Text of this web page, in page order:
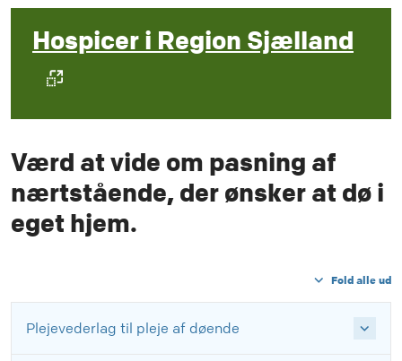
Hospicer i Region Sjælland
Værd at vide om pasning af
nærtstående, der ønsker at dø i
eget hjem.
Fold alle ud
Plejevederlag til pleje af døende